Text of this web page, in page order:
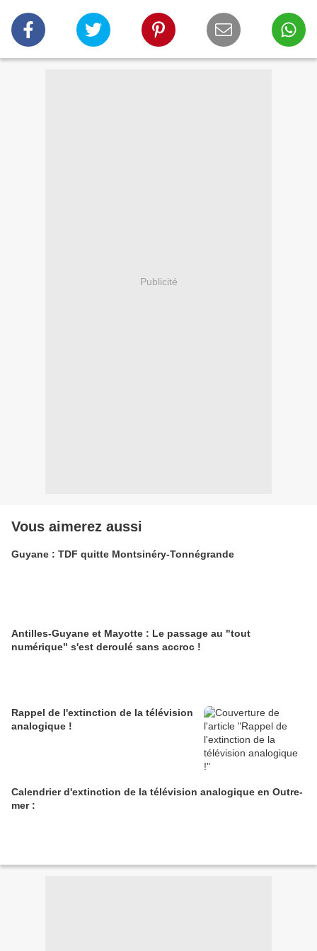
Publicité
Vous aimerez aussi
Guyane : TDF quitte Montsinéry-Tonnégrande
Antilles-Guyane et Mayotte : Le passage au "tout
numérique" s'est deroulé sans accroc !
Rappel de l'extinction de la télévision
analogique !
Calendrier d'extinction de la télévision analogique en Outre-
mer :